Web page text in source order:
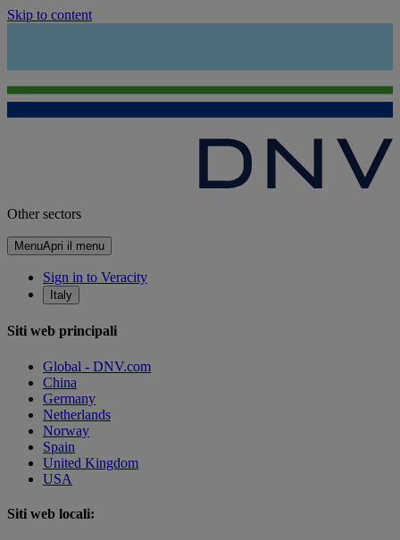
Skip to content
Other sectors
MenuApri il menu
Sign in to Veracity
Italy
Siti web principali
Global - DNV.com
China
Germany
Netherlands
Norway
Spain
United Kingdom
USA
Siti web locali: